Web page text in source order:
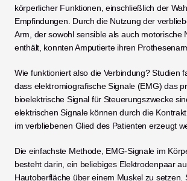
körperlicher Funktionen, einschließlich der
Empfindungen. Durch die Nutzung der
Arm, der sowohl sensible als auch motorische
enthält, konnten Amputierte ihren
Wie funktioniert also die Verbindung? Studien
dass elektromiografische Signale (EMG) das
bioelektrische Signal für Steuerungszwecke
elektrischen Signale können durch die
im verbliebenen Glied des Patienten erzeugt
Die einfachste Methode, EMG-Signale im
besteht darin, ein beliebiges Elektrodenpaar
Hautoberfläche über einem Muskel zu setzen.